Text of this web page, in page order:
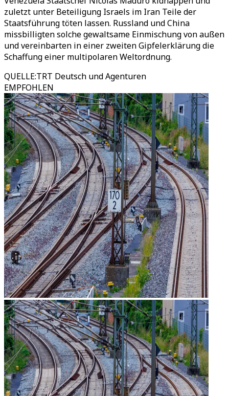
zuletzt unter Beteiligung Israels im Iran Teile der
Staatsführung töten lassen. Russland und China
missbilligten solche gewaltsame Einmischung von außen
und vereinbarten in einer zweiten Gipfelerklärung die
Schaffung einer multipolaren Weltordnung.
QUELLE:TRT Deutsch und Agenturen
EMPFOHLEN